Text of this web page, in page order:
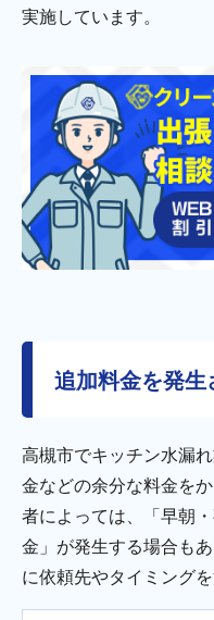
実施しています。
追加料金を発生
高槻市でキッチン水漏
金などの余分な料金を
者によっては、「早朝
金」が発生する場合も
に依頼先やタイミング